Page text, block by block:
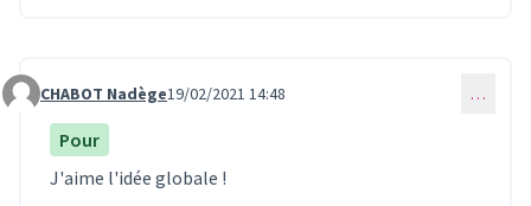
Commentaire 277
CHABOT Nadège19/02/2021 14:48 …
Pour
J'aime l'idée globale !